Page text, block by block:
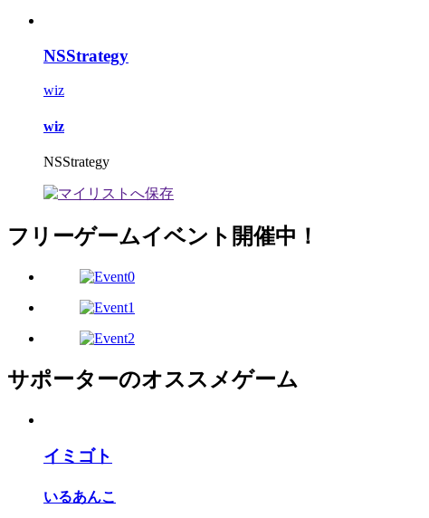
NSStrategy
wiz
wiz
NSStrategy
フリーゲームイベント開催中！
サポーターのオススメゲーム
イミゴト
いるあんこ